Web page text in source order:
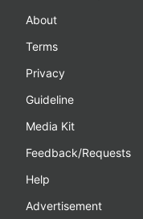
About
Terms
Privacy
Guideline
Media Kit
Feedback/Requests
Help
Advertisement